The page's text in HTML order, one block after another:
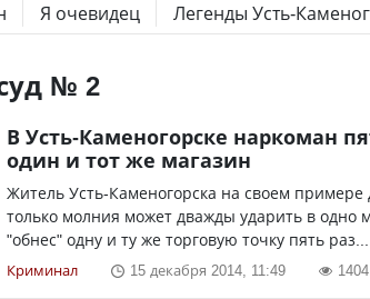
Я очевидец Легенды Усть-
№ 2
В Усть-Каменогорске наркоман
один и тот же магазин
Житель Усть-Каменогорска на своем примере
только молния может дважды ударить в одно
"обнес" одну и ту же торговую точку пять раз...
Криминал 15 декабря 2014, 11:49 1404